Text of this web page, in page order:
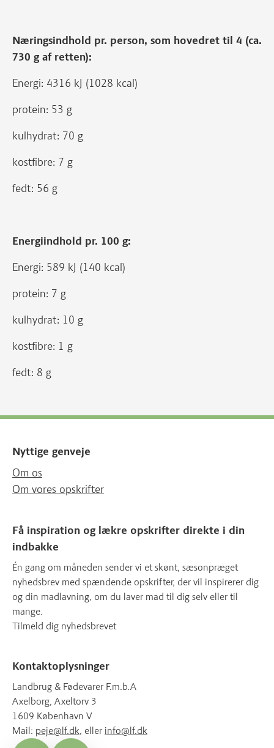
Næringsindhold pr. person, som hovedret til 4 (ca.
730 g af retten):
Energi: 4316 kJ (1028 kcal)
protein: 53 g
kulhydrat: 70 g
kostfibre: 7 g
fedt: 56 g
Energiindhold pr. 100 g:
Energi: 589 kJ (140 kcal)
protein: 7 g
kulhydrat: 10 g
kostfibre: 1 g
fedt: 8 g
Nyttige genveje
Om os
Om vores opskrifter
Få inspiration og lækre opskrifter direkte i din
indbakke
Én gang om måneden sender vi et skønt, sæsonpræget
nyhedsbrev med spændende opskrifter, der vil inspirerer dig
og din madlavning, om du laver mad til dig selv eller til
mange.
Tilmeld dig nyhedsbrevet
Kontaktoplysninger
Landbrug & Fødevarer F.m.b.A
Axelborg, Axeltorv 3
1609 København V
Mail: peje@lf.dk, eller info@lf.dk